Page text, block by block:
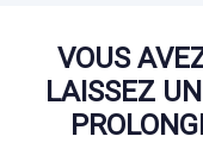
VOUS
LAISSEZ